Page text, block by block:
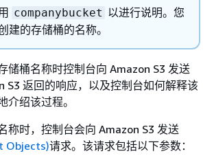
companybucket 以进行说明。您
建的存储桶的名称。
储桶名称时控制台向 Amazon S3 发送
S3 返回的响应，以及控制台如何解释该
介绍该过程。
称时，控制台会向 Amazon S3 发送
Objects)请求。该请求包括以下参数：